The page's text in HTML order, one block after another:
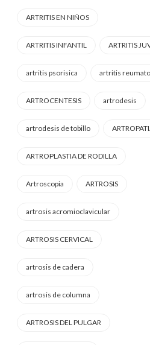
ARTRITIS EN NIÑOS
ARTRITIS INFANTIL ARTRITIS
artritis psorisica artritis
ARTROCENTESIS artrodesis
artrodesis de tobillo
ARTROPLASTIA DE RODILLA
Artroscopia ARTROSIS
artrosis acromioclavicular
ARTROSIS CERVICAL
artrosis de cadera
artrosis de columna
ARTROSIS DEL PULGAR